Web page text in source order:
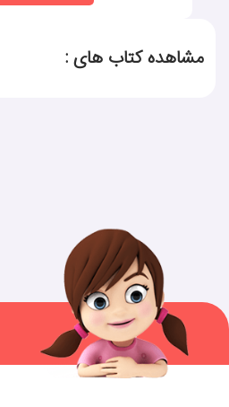
مشاهده کتاب های :